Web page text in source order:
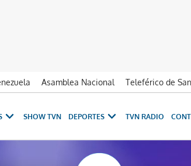
Asamblea Nacional Teleférico de
SHOW TVN DEPORTES TVN RADIO